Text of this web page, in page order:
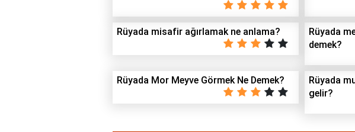
Rüyada misafir ağırlamak ne anlama?
Rüyada
demek?
Rüyada Mor Meyve Görmek Ne Demek?
Rüyada
gelir?